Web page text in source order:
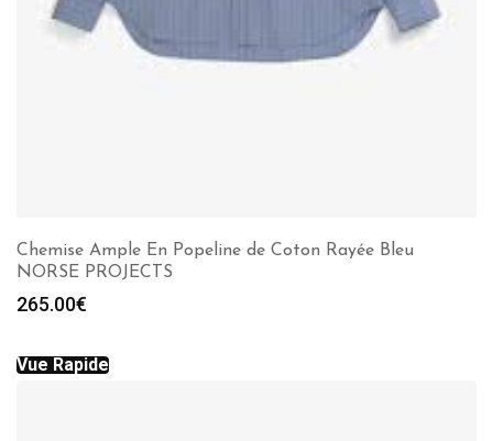
Chemise Ample En Popeline de Coton Rayée Bleu
NORSE PROJECTS
265.00€
Vue Rapide